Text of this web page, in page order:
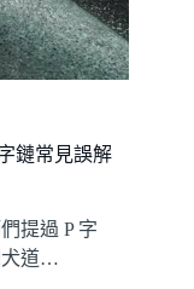
鏈常見誤解
提過 P 字
犬道…